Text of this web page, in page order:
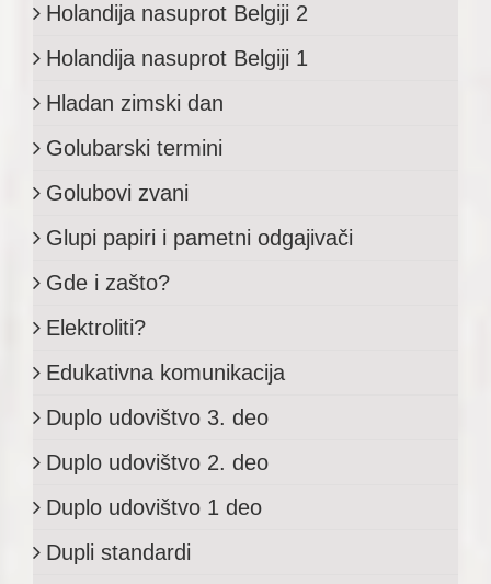
Holandija nasuprot Belgiji 2
Holandija nasuprot Belgiji 1
Hladan zimski dan
Golubarski termini
Golubovi zvani
Glupi papiri i pametni odgajivači
Gde i zašto?
Elektroliti?
Edukativna komunikacija
Duplo udovištvo 3. deo
Duplo udovištvo 2. deo
Duplo udovištvo 1 deo
Dupli standardi